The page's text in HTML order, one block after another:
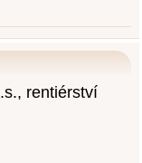
rentiérství